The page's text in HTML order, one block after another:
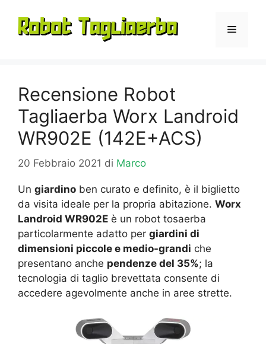
contenuto
Menu
Recensione Robot
Tagliaerba Worx Landroid
WR902E (142E+ACS)
20 Febbraio 2021 di Marco
Un giardino ben curato e definito, è il biglietto
da visita ideale per la propria abitazione. Worx
Landroid WR902E è un robot tosaerba
particolarmente adatto per giardini di
dimensioni piccole e medio-grandi che
presentano anche pendenze del 35%; la
tecnologia di taglio brevettata consente di
accedere agevolmente anche in aree strette.